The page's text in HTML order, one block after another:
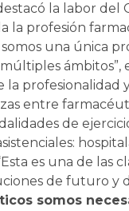
la labor del
la profesión
una única
ámbitos”,
la profesionalidad
entre
de
es una de las
de futuro y
somos